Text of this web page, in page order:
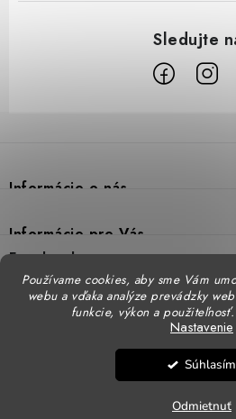
Používame cookies, aby sme Vám
webu a vďaka analýze prevádzky
funkcie, výkon a použiteľnosť.
Nastavenie
Odmietnuť
Súhlasím
p
i
Informácie o nás
Prečo DUAL BP
Predajne
Doprava
Informácie pre Vás
Formulár na výmenu tovaru
Facebook
Katalógy
STENSO - kompletné OOPP
CXS - kompletné OOPP
Vytvoril